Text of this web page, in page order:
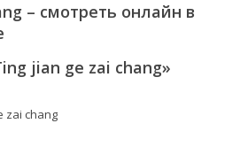
– смотреть онлайн в
jian ge zai chang»
zai chang